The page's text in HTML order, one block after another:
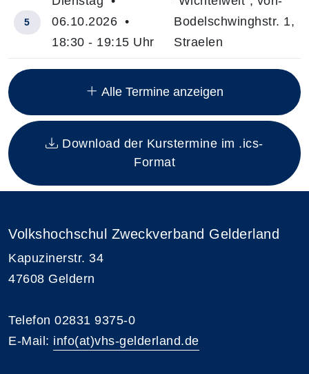
Insgesamt gibt es 12 Termine zum diesen Kurs
5
06.10.2026 •
18:30 - 19:15 Uhr
Bodelschwinghstr. 1,
Straelen
Alle Termine anzeigen
Download der Kurstermine im .ics-
Format
Volkshochschul Zweckverband Gelderland
Kapuzinerstr. 34
47608 Geldern
Telefon 02831 9375-0
E-Mail: info(at)vhs-gelderland.de